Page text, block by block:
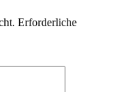
Erforderliche